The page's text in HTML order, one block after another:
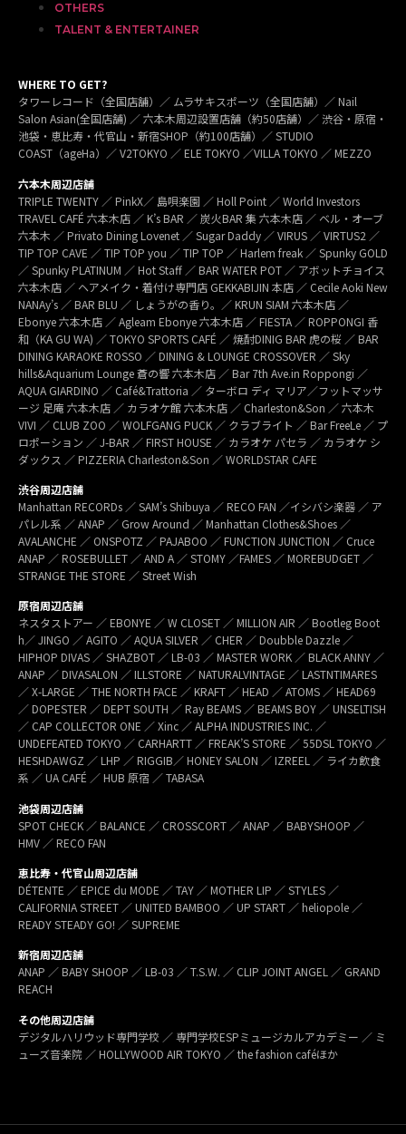
OTHERS
TALENT & ENTERTAINER
WHERE TO GET?
タワーレコード（全国店舗）／ ムラサキスポーツ（全国店舗）／ Nail
Salon Asian(全国店舗) ／ 六本木周辺設置店舗（約50店舗）／ 渋谷・原宿・
池袋・恵比寿・代官山・新宿SHOP（約100店舗）／ STUDIO
COAST（ageHa）／ V2TOKYO ／ ELE TOKYO ／VILLA TOKYO ／ MEZZO
六本木周辺店舗
TRIPLE TWENTY ／ PinkX／ 島唄楽園 ／ Holl Point ／ World Investors
TRAVEL CAFÉ 六本木店 ／ K’s BAR ／ 炭火BAR 集 六本木店 ／ ベル・オーブ
六本木 ／ Privato Dining Lovenet ／ Sugar Daddy ／ VIRUS ／ VIRTUS2 ／
TIP TOP CAVE ／ TIP TOP you ／ TIP TOP ／ Harlem freak ／ Spunky GOLD
／ Spunky PLATINUM ／ Hot Staff ／ BAR WATER POT ／ アボットチョイス
六本木店 ／ ヘアメイク・着付け専門店 GEKKABIJIN 本店 ／ Cecile Aoki New
NANAy’s ／ BAR BLU ／ しょうがの香り。／ KRUN SIAM 六本木店 ／
Ebonye 六本木店 ／ Agleam Ebonye 六本木店 ／ FIESTA ／ ROPPONGI 香
和（KA GU WA) ／ TOKYO SPORTS CAFÉ ／ 焼酎DINIG BAR 虎の桜 ／ BAR
DINING KARAOKE ROSSO ／ DINING & LOUNGE CROSSOVER ／ Sky
hills&Aquarium Lounge 蒼の響 六本木店 ／ Bar 7th Ave.in Roppongi ／
AQUA GIARDINO ／ Café&Trattoria ／ ターボロ ディ マリア／フットマッサ
ージ 足庵 六本木店 ／ カラオケ館 六本木店 ／ Charleston&Son ／ 六本木
VIVI ／ CLUB ZOO ／ WOLFGANG PUCK ／ クラブライト ／ Bar FreeLe ／ プ
ロポーション ／ J-BAR ／ FIRST HOUSE ／ カラオケ パセラ ／ カラオケ シ
ダックス ／ PIZZERIA Charleston&Son ／ WORLDSTAR CAFE
渋谷周辺店舗
Manhattan RECORDs ／ SAM’s Shibuya ／ RECO FAN ／イシバシ楽器 ／ ア
パレル系 ／ ANAP ／ Grow Around ／ Manhattan Clothes&Shoes ／
AVALANCHE ／ ONSPOTZ ／ PAJABOO ／ FUNCTION JUNCTION ／ Cruce
ANAP ／ ROSEBULLET ／ AND A ／ STOMY ／FAMES ／ MOREBUDGET ／
STRANGE THE STORE ／ Street Wish
原宿周辺店舗
ネスタストアー ／ EBONYE ／ W CLOSET ／ MILLION AIR ／ Bootleg Boot
h／ JINGO ／ AGITO ／ AQUA SILVER ／ CHER ／ Doubble Dazzle ／
HIPHOP DIVAS ／ SHAZBOT ／ LB-03 ／ MASTER WORK ／ BLACK ANNY ／
ANAP ／ DIVASALON ／ ILLSTORE ／ NATURALVINTAGE ／ LASTNTIMARES
／ X-LARGE ／ THE NORTH FACE ／ KRAFT ／ HEAD ／ ATOMS ／ HEAD69
／ DOPESTER ／ DEPT SOUTH ／ Ray BEAMS ／ BEAMS BOY ／ UNSELTISH
／ CAP COLLECTOR ONE ／ Xinc ／ ALPHA INDUSTRIES INC. ／
UNDEFEATED TOKYO ／ CARHARTT ／ FREAK’S STORE ／ 55DSL TOKYO ／
HESHDAWGZ ／ LHP ／ RIGGIB／ HONEY SALON ／ IZREEL ／ ライカ飲食
系 ／ UA CAFÉ ／ HUB 原宿 ／ TABASA
池袋周辺店舗
SPOT CHECK ／ BALANCE ／ CROSSCORT ／ ANAP ／ BABYSHOOP ／
HMV ／ RECO FAN
恵比寿・代官山周辺店舗
DÉTENTE ／ EPICE du MODE ／ TAY ／ MOTHER LIP ／ STYLES ／
CALIFORNIA STREET ／ UNITED BAMBOO ／ UP START ／ heliopole ／
READY STEADY GO! ／ SUPREME
新宿周辺店舗
ANAP ／ BABY SHOOP ／ LB-03 ／ T.S.W. ／ CLIP JOINT ANGEL ／ GRAND
REACH
その他周辺店舗
デジタルハリウッド専門学校 ／ 専門学校ESPミュージカルアカデミー ／ ミ
ューズ音楽院 ／ HOLLYWOOD AIR TOKYO ／ the fashion caféほか